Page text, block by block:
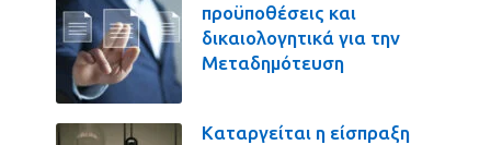
προϋποθέσεις και
δικαιολογητικά για την
Μεταδημότευση
Καταργείται η είσπραξη